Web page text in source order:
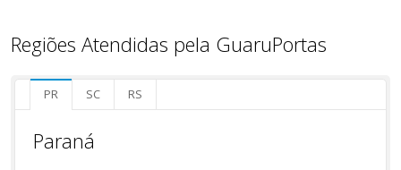
Regiões Atendidas pela GuaruPortas
PR SC RS
Paraná